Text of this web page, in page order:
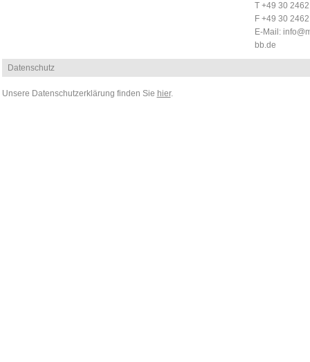
T +49 30
F +49 30
E-Mail:
bb.de
Datenschutz
Unsere Datenschutzerklärung finden Sie hier.